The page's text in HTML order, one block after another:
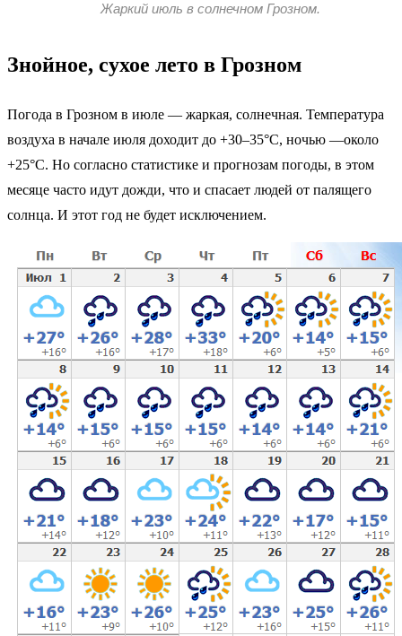
Жаркий июль в солнечном Грозном.
Знойное, сухое лето в Грозном
Погода в Грозном в июле — жаркая, солнечная. Температура
воздуха в начале июля доходит до +30–35°С, ночью —около
+25°С. Но согласно статистике и прогнозам погоды, в этом
месяце часто идут дожди, что и спасает людей от палящего
солнца. И этот год не будет исключением.